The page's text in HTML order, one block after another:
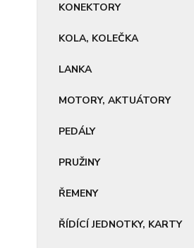
KONEKTORY
KOLA, KOLEČKA
LANKA
MOTORY, AKTUÁTORY
PEDÁLY
PRUŽINY
ŘEMENY
ŘÍDÍCÍ JEDNOTKY, KARTY